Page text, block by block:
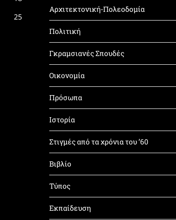
25
Αρχιτεκτονική-Πολεοδομία
Πολιτική
Γκραμσιανές Σπουδές
Οικονομία
Πρόσωπα
Ιστορία
Στιγμές από τα χρόνια του ’60
Βιβλίο
Τύπος
Εκπαίδευση